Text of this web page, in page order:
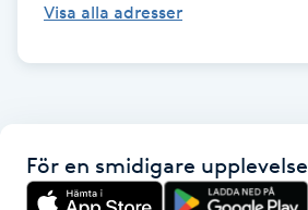
Fransrengöring
Visa alla adresser
För en smidigare upplevelse